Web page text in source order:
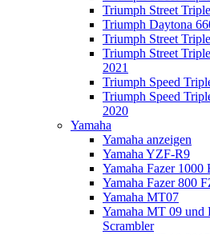
Triumph Street
Triumph Daytona
Triumph Street
Triumph Street
2021
Triumph Speed
Triumph Speed
2020
Yamaha
Yamaha anzeigen
Yamaha YZF-R9
Yamaha Fazer
Yamaha Fazer 800
Yamaha MT07
Yamaha MT 09 und
Scrambler